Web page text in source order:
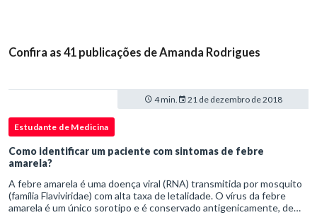
Confira as 41 publicações de Amanda Rodrigues
4 min. 21 de dezembro de 2018
Estudante de Medicina
Como identificar um paciente com sintomas de febre
amarela?
A febre amarela é uma doença viral (RNA) transmitida por mosquito
(família Flaviviridae) com alta taxa de letalidade. O vírus da febre
amarela é um único sorotipo e é conservado antigenicamente, de